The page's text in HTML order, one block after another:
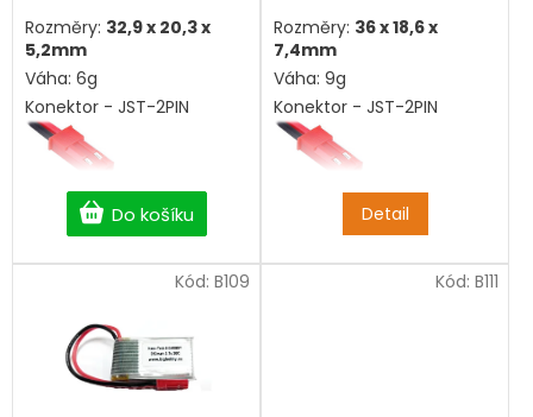
hvězdiček.
Do košíku
Rozměry: 32,9 x 20,3 x
5,2mm
Váha: 6g
Konektor - JST-2PIN
hvězdiček.
Detail
Rozměry: 36 x 18,6 x
7,4mm
Váha: 9g
Konektor - JST-2PIN
Kód: B109 Kód: B111